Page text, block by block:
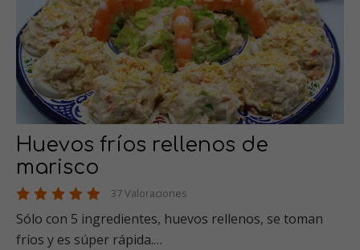
Huevos fríos rellenos de
marisco
37 Valoraciones
Sólo con 5 ingredientes, huevos rellenos, se toman
fríos y es súper rápida.…